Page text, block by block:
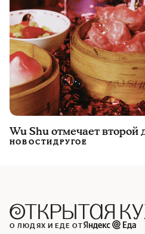
Wu Shu отмечает
НОВОСТИДРУГОЕ
О ЛЮДЯХ И ЕДЕ ОТ